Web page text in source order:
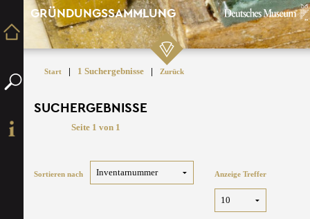
GRÜNDUNGSSAMMLUNG
Start | 1 Suchergebnisse | Zurück
SUCHERGEBNISSE
Seite 1 von 1
Sortieren nach Anzeige Treffer